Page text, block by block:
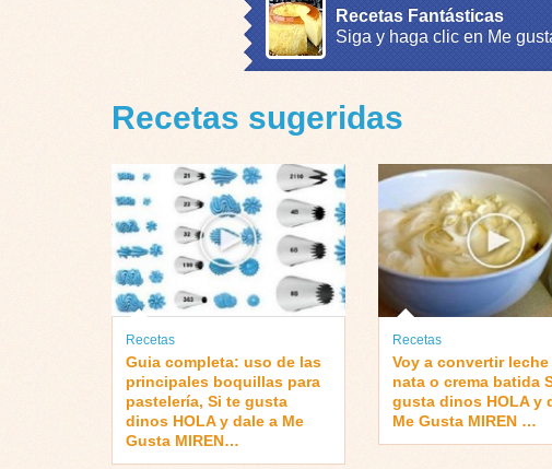
Recetas Fantásticas
Siga y haga clic en Me
Recetas sugeridas
Recetas
Guia completa: uso de las
principales boquillas para
pastelería, Si te gusta
dinos HOLA y dale a Me
Gusta MIREN…
Recetas
Voy a convertir leche
nata o crema batida
gusta dinos HOLA y
Me Gusta MIREN …